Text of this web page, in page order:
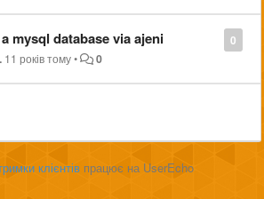
0
mysql database via ajeni
11 років тому• 0
клієнтів працює на UserEcho